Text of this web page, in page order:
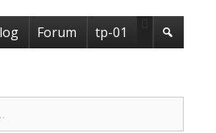
Forum tp-01